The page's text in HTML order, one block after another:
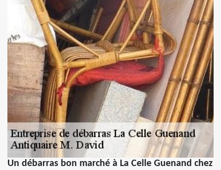
Un débarras bon marché à La Celle Guenand chez